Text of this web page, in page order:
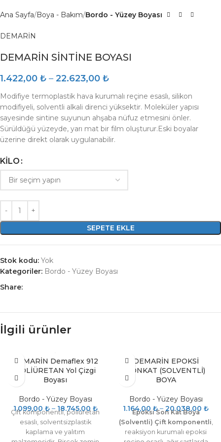
Ana Sayfa Boya - Bakım Bordo - Yüzey Boyası
DEMARİN
DEMARİN SİNTİNE BOYASI
1.422,00 ₺ – 22.623,00 ₺
Modifiye termoplastik hava kurumalı reçine esaslı, silikon
modifiyeli, solventli alkali direnci yüksektir. Moleküler yapısı
sayesinde sintine suyunun ahşaba nüfuz etmesini önler.
Sürüldüğü yüzeyde, yarı mat bir film oluşturur.Eski boyalar
üzerine direkt olarak uygulanabilir.
KILO
SEPETE EKLE
Stok kodu: Yok
Kategoriler: Bordo - Yüzey Boyası
Share:
İlgili ürünler
DEMARİN Demaflex 912
POLİÜRETAN Yol Çizgi
Boyası
Bordo - Yüzey Boyası
1.099,00 ₺ – 18.745,00 ₺
Çift komponentli, poliüretan
esaslı, solventsizplastik
kaplama ve yalıtım
DEMARİN EPOKSİ
SONKAT (SOLVENTLİ)
BOYA
Bordo - Yüzey Boyası
1.164,00 ₺ – 20.038,00 ₺
Epoksi Son Kat Boya
(Solventli) Çift komponentli,
reaksiyon kurumalı epoksi